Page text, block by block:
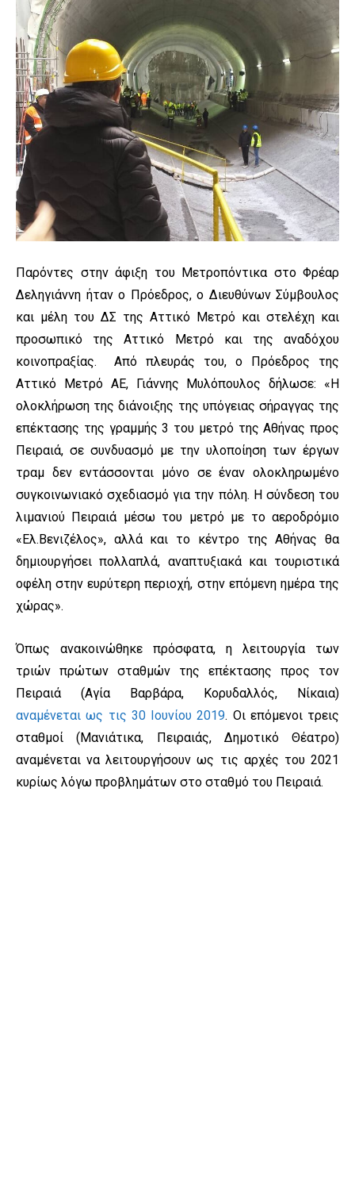
Παρόντες στην άφιξη του Μετροπόντικα στο Φρέαρ
Δεληγιάννη ήταν ο Πρόεδρος, ο Διευθύνων Σύμβουλος
και μέλη του ΔΣ της Αττικό Μετρό και στελέχη και
προσωπικό της Αττικό Μετρό και της αναδόχου
κοινοπραξίας. Από πλευράς του, ο Πρόεδρος της
Αττικό Μετρό ΑΕ, Γιάννης Μυλόπουλος δήλωσε: «Η
ολοκλήρωση της διάνοιξης της υπόγειας σήραγγας της
επέκτασης της γραμμής 3 του μετρό της Αθήνας προς
Πειραιά, σε συνδυασμό με την υλοποίηση των έργων
τραμ δεν εντάσσονται μόνο σε έναν ολοκληρωμένο
συγκοινωνιακό σχεδιασμό για την πόλη. Η σύνδεση του
λιμανιού Πειραιά μέσω του μετρό με το αεροδρόμιο
«Ελ.Βενιζέλος», αλλά και το κέντρο της Αθήνας θα
δημιουργήσει πολλαπλά, αναπτυξιακά και τουριστικά
οφέλη στην ευρύτερη περιοχή, στην επόμενη ημέρα της
χώρας».
Όπως ανακοινώθηκε πρόσφατα, η λειτουργία των
τριών πρώτων σταθμών της επέκτασης προς τον
Πειραιά (Αγία Βαρβάρα, Κορυδαλλός, Νίκαια)
αναμένεται ως τις 30 Ιουνίου 2019. Οι επόμενοι τρεις
σταθμοί (Μανιάτικα, Πειραιάς, Δημοτικό Θέατρο)
αναμένεται να λειτουργήσουν ως τις αρχές του 2021
κυρίως λόγω προβλημάτων στο σταθμό του Πειραιά.